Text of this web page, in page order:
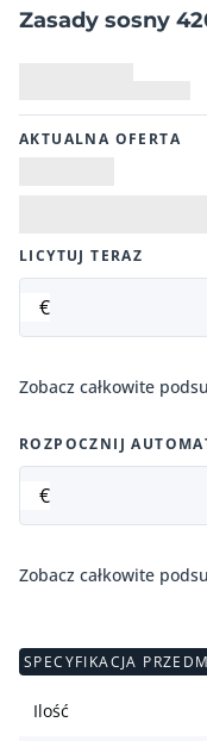
Zasady sosny
AKTUALNA OFERTA
LICYTUJ TERAZ
€
Zobacz całkowite
ROZPOCZNIJ
€
Zobacz całkowite
SPECYFIKACJA
Ilość